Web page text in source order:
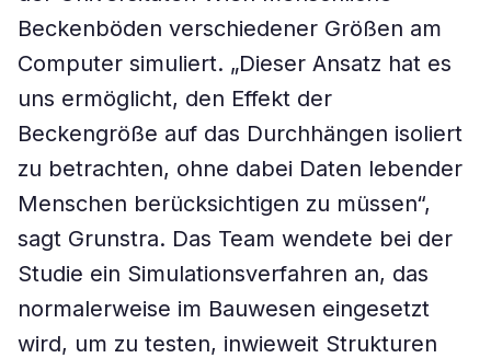
Beckenböden verschiedener Größen am
Computer simuliert. „Dieser Ansatz hat es
uns ermöglicht, den Effekt der
Beckengröße auf das Durchhängen isoliert
zu betrachten, ohne dabei Daten lebender
Menschen berücksichtigen zu müssen“,
sagt Grunstra. Das Team wendete bei der
Studie ein Simulationsverfahren an, das
normalerweise im Bauwesen eingesetzt
wird, um zu testen, inwieweit Strukturen